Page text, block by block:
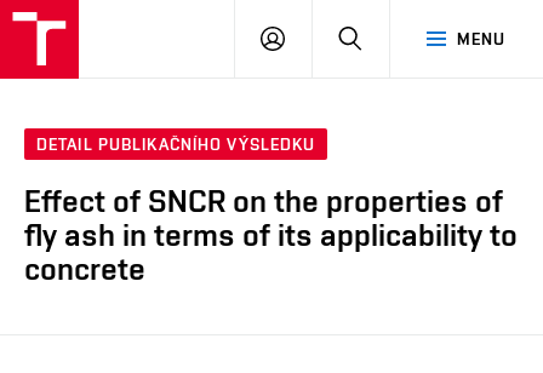
MENU
PŘIHLÁSIT
DETAIL PUBLIKAČNÍHO VÝSLEDKU
Effect of SNCR on the properties of
fly ash in terms of its applicability to
concrete